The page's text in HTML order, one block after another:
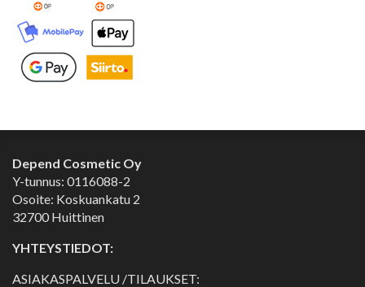
Depend Cosmetic Oy
Y-tunnus: 0116088-2
Osoite: Koskuankatu 2
32700 Huittinen
YHTEYSTIEDOT:
ASIAKASPALVELU /TILAUKSET: